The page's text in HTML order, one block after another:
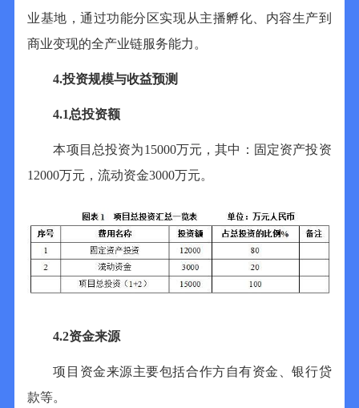
业基地，通过功能分区实现从主播孵化、内容生产到
商业变现的全产业链服务能力。
4.投资规模与收益预测
4.1总投资额
本项目总投资为15000万元，其中： 固定资产投资
12000万元，流动资金3000万元。
4.2资金来源
项目资金来源主要包括合作方自有资金、银行贷
款等。